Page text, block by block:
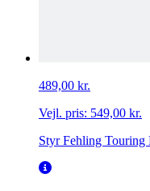
489,00 kr.
Vejl. pris: 549,00 kr.
Styr Fehling